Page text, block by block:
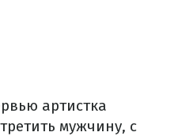
артистка
мужчину, с